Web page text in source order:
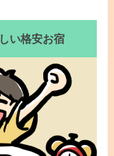
い格安お宿